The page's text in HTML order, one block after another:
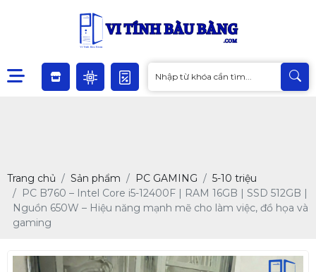
Trang chủ Sản phẩm PC GAMING
5-10 triệu
PC B760 – Intel Core i5-12400F | RAM 16GB | SSD 512GB |
Nguồn 650W – Hiệu năng mạnh mẽ cho làm việc, đồ họa và
gaming